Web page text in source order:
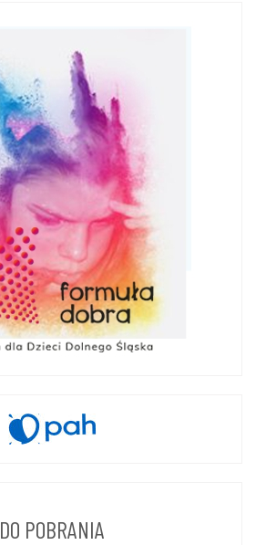
DO POBRANIA